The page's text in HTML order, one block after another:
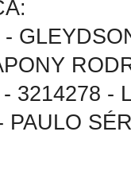
3214278 -
PAULO